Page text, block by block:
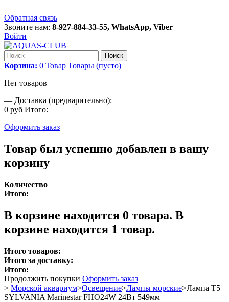
Обратная связь
Звоните нам: 8-927-884-33-55, WhatsApp, Viber
Войти
Поиск
Корзина: 0 Товар Товары (пусто)
Нет товаров
— Доставка (предварительно):
0 руб Итого:
Оформить заказ
Товар был успешно добавлен в вашу
корзину
Количество
Итого:
В корзине находится 0 товара. В
корзине находится 1 товар.
Итого товаров:
Итого за доставку: —
Итого:
Продолжить покупки Оформить заказ
> Морской аквариум>Освещение>Лампы морские>Лампа T5
SYLVANIA Marinestar FHO24W 24Вт 549мм